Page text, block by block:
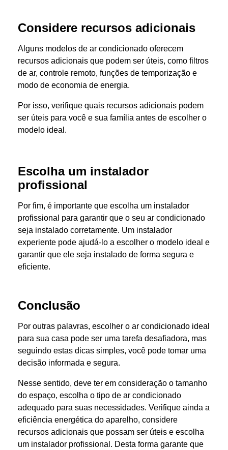
Considere recursos adicionais
Alguns modelos de ar condicionado oferecem
recursos adicionais que podem ser úteis, como filtros
de ar, controle remoto, funções de temporização e
modo de economia de energia.
Por isso, verifique quais recursos adicionais podem
ser úteis para você e sua família antes de escolher o
modelo ideal.
Escolha um instalador
profissional
Por fim, é importante que escolha um instalador
profissional para garantir que o seu ar condicionado
seja instalado corretamente. Um instalador
experiente pode ajudá-lo a escolher o modelo ideal e
garantir que ele seja instalado de forma segura e
eficiente.
Conclusão
Por outras palavras, escolher o ar condicionado ideal
para sua casa pode ser uma tarefa desafiadora, mas
seguindo estas dicas simples, você pode tomar uma
decisão informada e segura.
Nesse sentido, deve ter em consideração o tamanho
do espaço, escolha o tipo de ar condicionado
adequado para suas necessidades. Verifique ainda a
eficiência energética do aparelho, considere
recursos adicionais que possam ser úteis e escolha
um instalador profissional. Desta forma garante que